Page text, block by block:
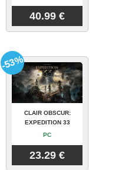
40.99 €
CLAIR OBSCUR:
EXPEDITION 33
PC
23.29 €
-53%